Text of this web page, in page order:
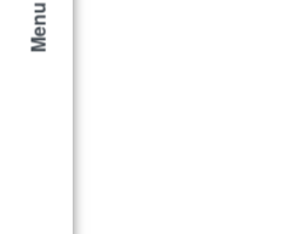
Menu